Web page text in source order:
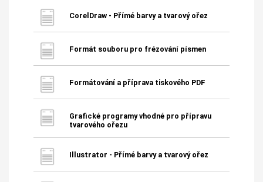
CorelDraw - Přímé barvy a tvarový ořez
Formát souboru pro frézování písmen
Formátování a příprava tiskového PDF
Grafické programy vhodné pro přípravu
tvarového ořezu
Illustrator - Přímé barvy a tvarový ořez